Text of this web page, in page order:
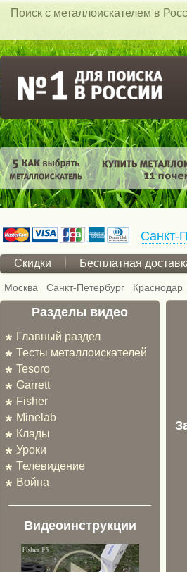
Поиск c металлоискателем в
Санкт-
Скидки Бесплатная
Москва Санкт-Петербург Краснодар
Разделы видео
Главный раздел
Тесты металлоискателей
Tesoro
Garrett
Fisher
Minelab
Клады
Уроки
Телевидение
Война
Видеоинструкции